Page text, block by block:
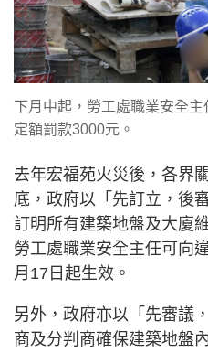
下月中起，勞工處職業安全
定額罰款3000元。
去年宏福苑火災後，各界
底，政府以「先訂立，後
訂明所有建築地盤及大廈
勞工處職業安全主任可向
月17日起生效。
另外，政府亦以「先審議
商及分判商確保建築地盤